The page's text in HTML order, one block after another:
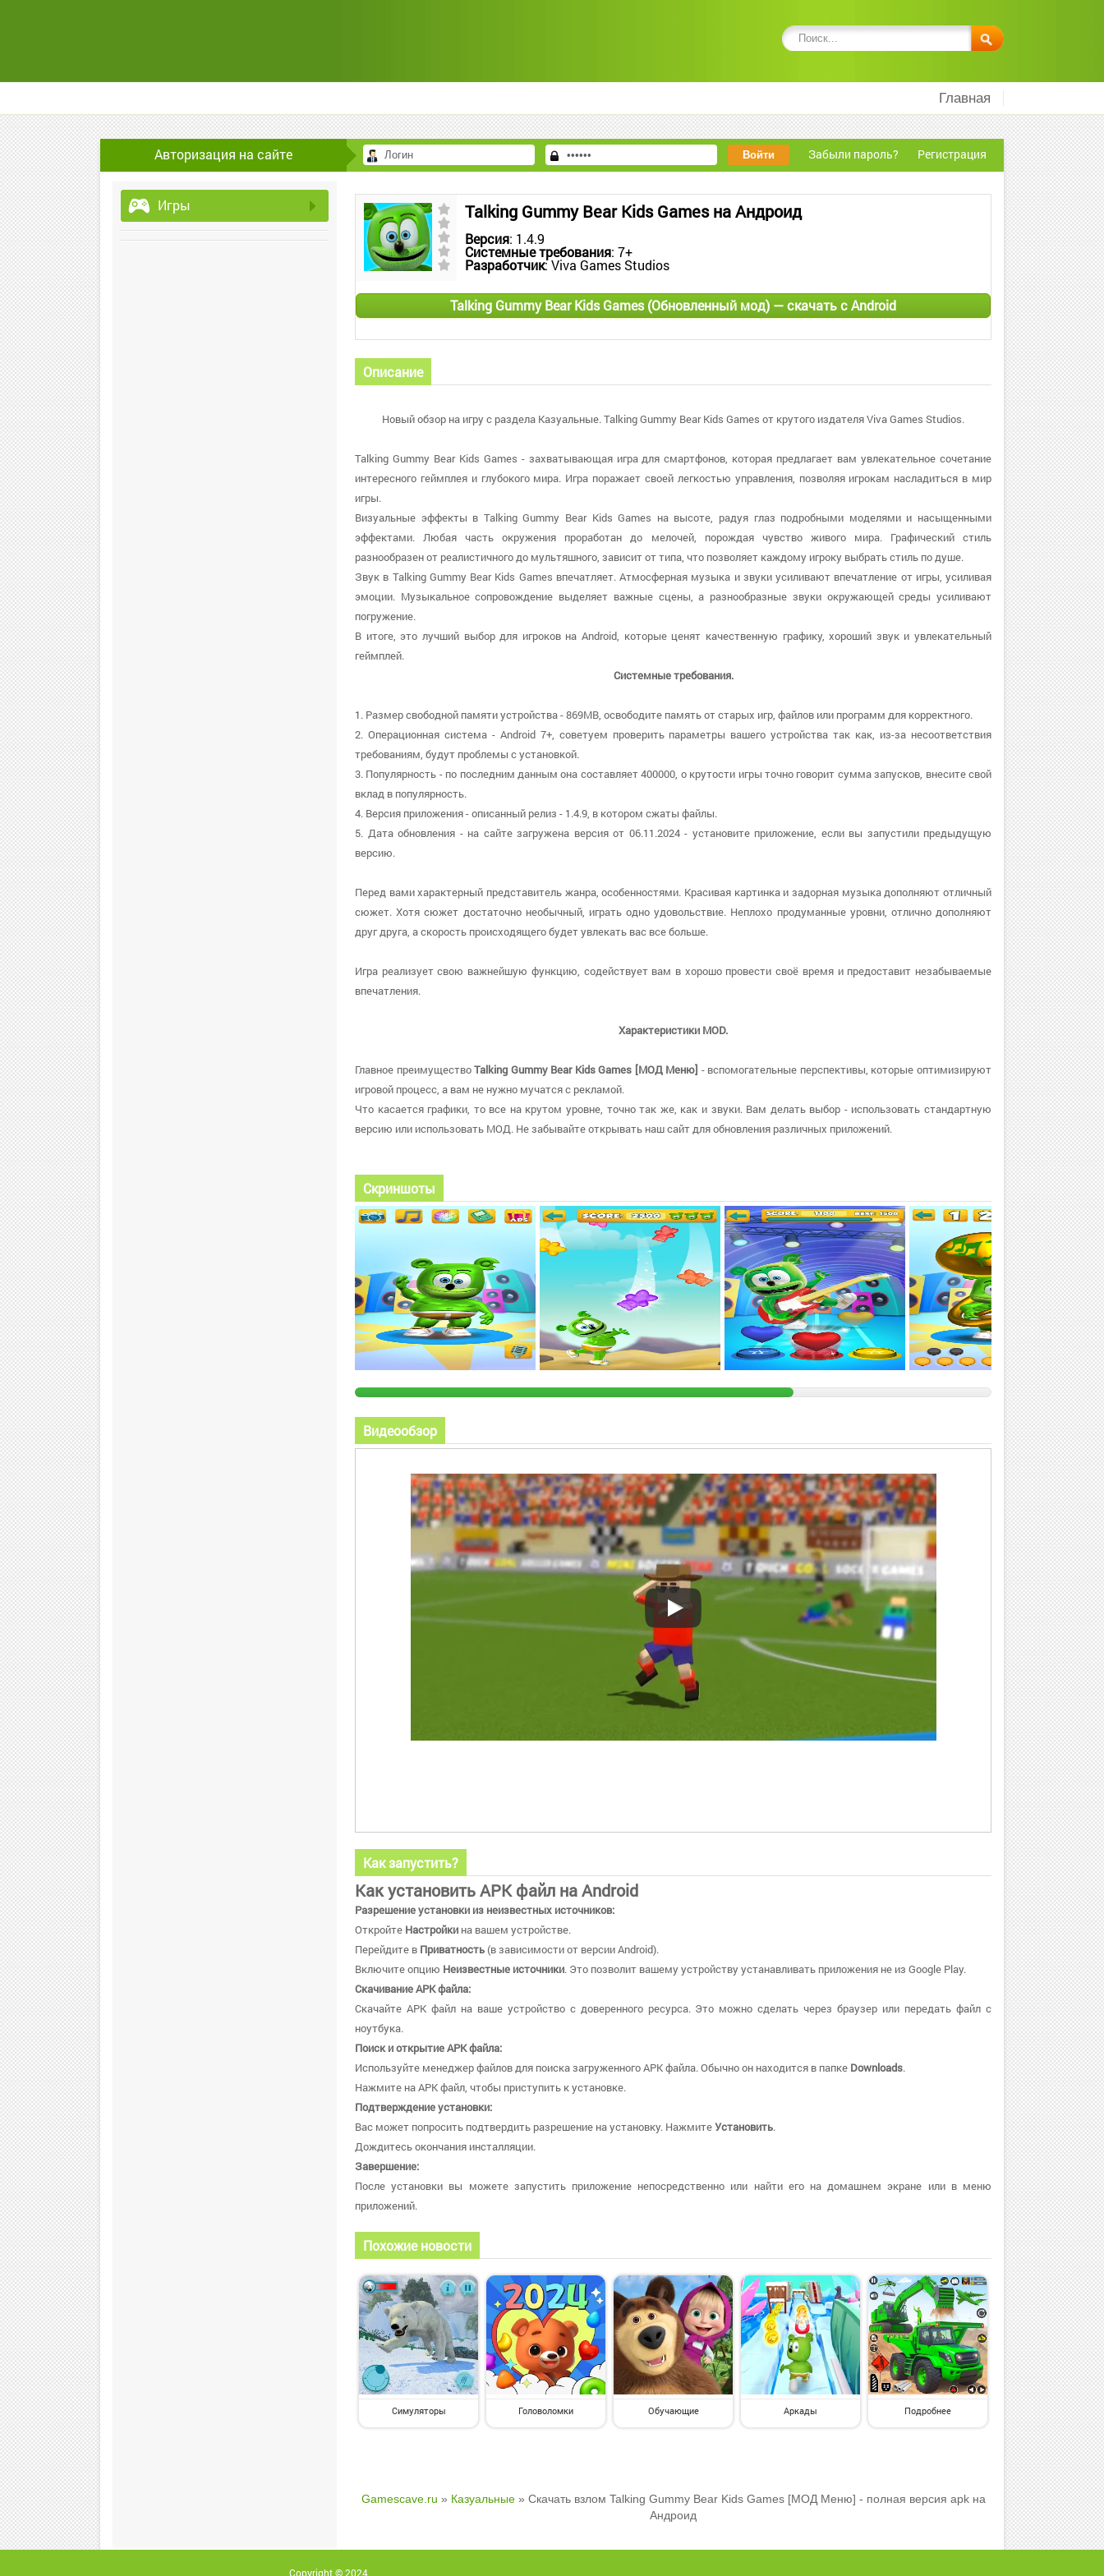
Главная
Авторизация на сайте Забыли пароль? Регистрация
Игры Talking Gummy Bear Kids Games на Андроид
Версия: 1.4.9
Системные требования: 7+
Разработчик: Viva Games Studios
Talking Gummy Bear Kids Games (Обновленный мод) — скачать с Android
Описание
Новый обзор на игру с раздела Казуальные. Talking Gummy Bear Kids Games от крутого издателя Viva Games Studios.
Talking Gummy Bear Kids Games - захватывающая игра для смартфонов, которая предлагает вам увлекательное сочетание
интересного геймплея и глубокого мира. Игра поражает своей легкостью управления, позволяя игрокам насладиться в мир
игры.
Визуальные эффекты в Talking Gummy Bear Kids Games на высоте, радуя глаз подробными моделями и насыщенными
эффектами. Любая часть окружения проработан до мелочей, порождая чувство живого мира. Графический стиль
разнообразен от реалистичного до мультяшного, зависит от типа, что позволяет каждому игроку выбрать стиль по душе.
Звук в Talking Gummy Bear Kids Games впечатляет. Атмосферная музыка и звуки усиливают впечатление от игры, усиливая
эмоции. Музыкальное сопровождение выделяет важные сцены, а разнообразные звуки окружающей среды усиливают
погружение.
В итоге, это лучший выбор для игроков на Android, которые ценят качественную графику, хороший звук и увлекательный
геймплей.
Системные требования.
1. Размер свободной памяти устройства - 869MB, освободите память от старых игр, файлов или программ для корректного.
2. Операционная система - Android 7+, советуем проверить параметры вашего устройства так как, из-за несоответствия
требованиям, будут проблемы с установкой.
3. Популярность - по последним данным она составляет 400000, о крутости игры точно говорит сумма запусков, внесите свой
вклад в популярность.
4. Версия приложения - описанный релиз - 1.4.9, в котором сжаты файлы.
5. Дата обновления - на сайте загружена версия от 06.11.2024 - установите приложение, если вы запустили предыдущую
версию.
Перед вами характерный представитель жанра, особенностями. Красивая картинка и задорная музыка дополняют отличный
сюжет. Хотя сюжет достаточно необычный, играть одно удовольствие. Неплохо продуманные уровни, отлично дополняют
друг друга, а скорость происходящего будет увлекать вас все больше.
Игра реализует свою важнейшую функцию, содействует вам в хорошо провести своё время и предоставит незабываемые
впечатления.
Характеристики MOD.
Главное преимуществоTalking Gummy Bear Kids Games [МОД Меню] - вспомогательные перспективы, которые оптимизируют
игровой процесс, а вам не нужно мучатся с рекламой.
Что касается графики, то все на крутом уровне, точно так же, как и звуки. Вам делать выбор - использовать стандартную
версию или использовать МОД. Не забывайте открывать наш сайт для обновления различных приложений.
Скриншоты
Видеообзор
Как запустить?
Как установить APK файл на Android
Разрешение установки из неизвестных источников:
Откройте Настройки на вашем устройстве.
Перейдите в Приватность (в зависимости от версии Android).
Включите опцию Неизвестные источники. Это позволит вашему устройству устанавливать приложения не из Google Play.
Скачивание APK файла:
Скачайте APK файл на ваше устройство с доверенного ресурса. Это можно сделать через браузер или передать файл с
ноутбука.
Поиск и открытие APK файла:
Используйте менеджер файлов для поиска загруженного APK файла. Обычно он находится в папке Downloads.
Нажмите на APK файл, чтобы приступить к установке.
Подтверждение установки:
Вас может попросить подтвердить разрешение на установку. НажмитеУстановить.
Дождитесь окончания инсталляции.
Завершение:
После установки вы можете запустить приложение непосредственно или найти его на домашнем экране или в меню
приложений.
Похожие новости
Симуляторы Головоломки Обучающие Аркады Подробнее
Gamescave.ru » Казуальные» Скачать взлом Talking Gummy Bear Kids Games [МОД Меню] - полная версия apk на
Андроид
Copyright © 2024